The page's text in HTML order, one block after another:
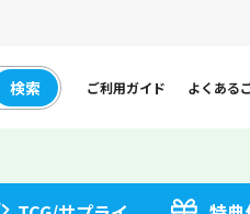
検索 ご利用ガイド よくある